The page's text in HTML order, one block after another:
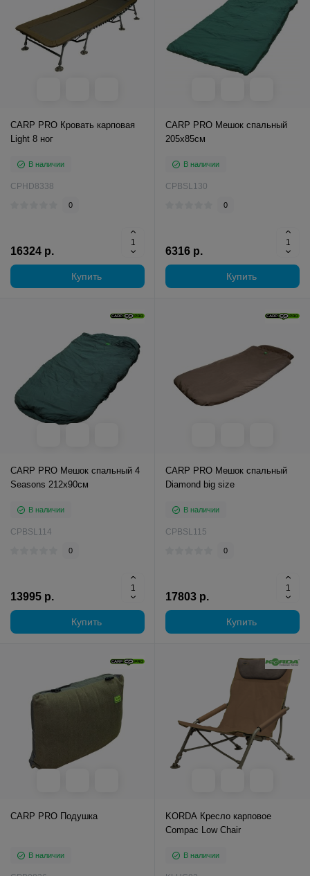
CARP PRO Кровать карповая
Light 8 ног
В наличии
CPHD8338
0
16324 р.
Купить
CARP PRO Мешок спальный
205x85см
В наличии
CPBSL130
0
6316 р.
Купить
CARP PRO Мешок спальный 4
Seasons 212x90см
В наличии
CPBSL114
0
13995 р.
Купить
CARP PRO Мешок спальный
Diamond big size
В наличии
CPBSL115
0
17803 р.
Купить
CARP PRO Подушка
В наличии
KORDA Кресло карповое
Compac Low Chair
В наличии